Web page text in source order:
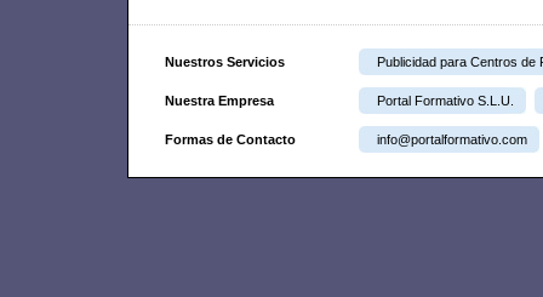
Nuestros Servicios Publicidad para Centros de
Nuestra Empresa Portal Formativo S.L.U.
Formas de Contacto info@portalformativo.com